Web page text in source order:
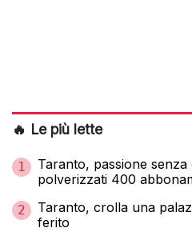
🔥 Le più lette
1
Taranto, passione
polverizzati 400
2
Taranto, crolla una
ferito